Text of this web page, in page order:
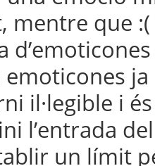
mentre que
emoticones
il·legible i
l’entrada
un límit